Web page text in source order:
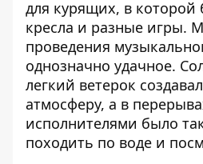
для курящих, в
кресла и разные игры.
проведения
однозначно удачное.
легкий ветерок
атмосферу, а в
исполнителями было
походить по воде и